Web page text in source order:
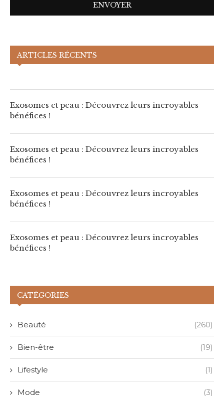
ARTICLES RÉCENTS
Exosomes et peau : Découvrez leurs
incroyables bénéfices !
Exosomes et peau : Découvrez leurs incroyables
bénéfices !
Exosomes et peau : Découvrez leurs incroyables
bénéfices !
Exosomes et peau : Découvrez leurs incroyables
bénéfices !
Exosomes et peau : Découvrez leurs incroyables
bénéfices !
CATÉGORIES
Beauté (260)
Bien-être (19)
Lifestyle (1)
Mode (3)